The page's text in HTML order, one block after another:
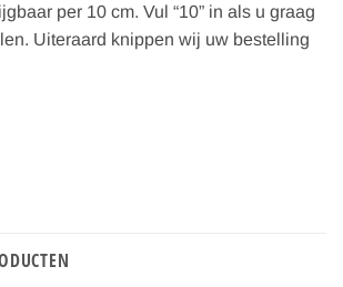
per 10 cm. Vul “10” in als u graag
Uiteraard knippen wij uw bestelling